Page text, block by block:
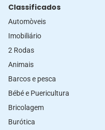
Classificados
Automòveis
Imobiliário
2 Rodas
Animais
Barcos e pesca
Bébé e Puericultura
Bricolagem
Burótica